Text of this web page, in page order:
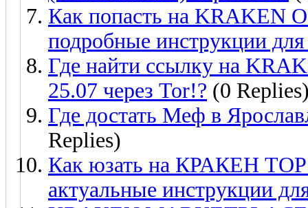
Как попасть на KRAKEN
подробные инструкции для
Где найти ссылку на
25.07 через Tor!? (0
Где достать Меф в
Replies)
Как юзать на КРАКЕН
актуальные инструкции